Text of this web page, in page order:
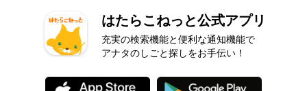
はたらこねっと公式アプリ
充実の検索機能と便利な通知機能で
アナタのしごと探しをお手伝い！